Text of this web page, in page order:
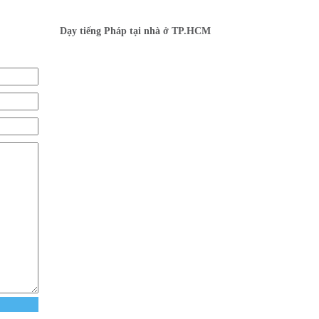
Dạy tiếng Pháp tại nhà ở TP.HCM